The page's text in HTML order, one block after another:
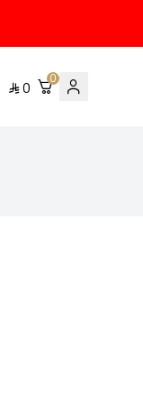
0
0